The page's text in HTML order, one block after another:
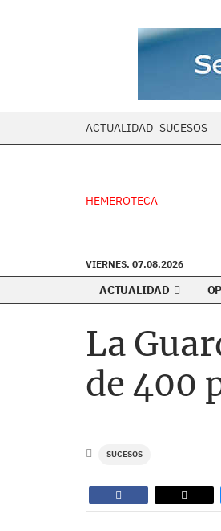
ACTUALIDAD SUCESOS
HEMEROTECA
VIERNES. 07.08.2026
ACTUALIDAD
La
de 400
SUCESOS